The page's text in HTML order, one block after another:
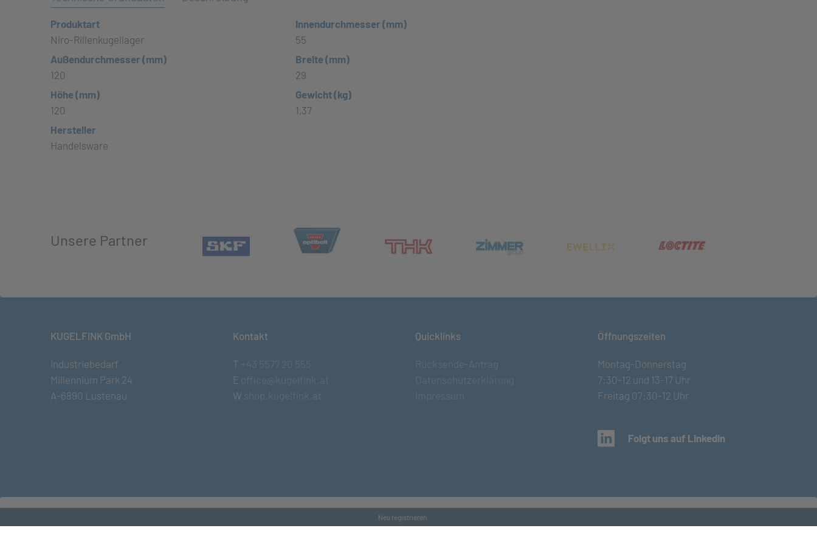
Produktart
Niro-Rillenkugellager
Innendurchmesser (mm)
55
Außendurchmesser (mm)
120
Breite (mm)
29
Höhe (mm)
120
Gewicht (kg)
1,37
Hersteller
Handelsware
Unsere Partner (öffnet in neuem Tab)
(öffnet in neuem Tab)(öffnet in neuem Tab)(öffnet in neuem Tab)(öffnet in neuem Tab)
KUGELFINK GmbH
Industriebedarf
Millennium Park 24
A-6890 Lustenau
Kontakt
T +43 5577 20 555
E office@kugelfink.at
W shop.kugelfink.at
Quicklinks
Rücksende-Antrag
Datenschutzerklärung
Impressum
Öffnungszeiten
Montag-Donnerstag
7:30-12 und 13-17 Uhr
Freitag 07:30-12 Uhr
(öffnet in neuem Tab)
Folgt uns auf LinkedIn
Datenschutz•
Neu registrieren